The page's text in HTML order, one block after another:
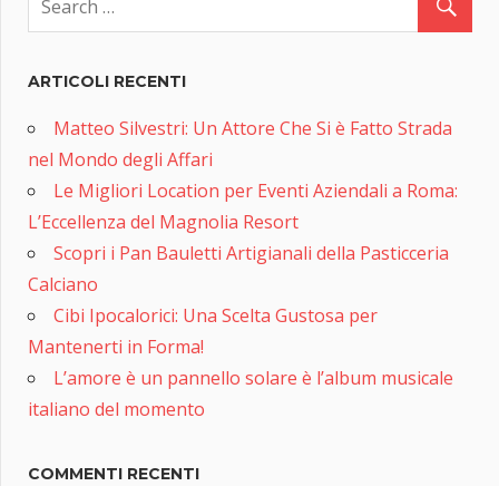
ARTICOLI RECENTI
Matteo Silvestri: Un Attore Che Si è Fatto Strada
nel Mondo degli Affari
Le Migliori Location per Eventi Aziendali a Roma:
L’Eccellenza del Magnolia Resort
Scopri i Pan Bauletti Artigianali della Pasticceria
Calciano
Cibi Ipocalorici: Una Scelta Gustosa per
Mantenerti in Forma!
L’amore è un pannello solare è l’album musicale
italiano del momento
COMMENTI RECENTI